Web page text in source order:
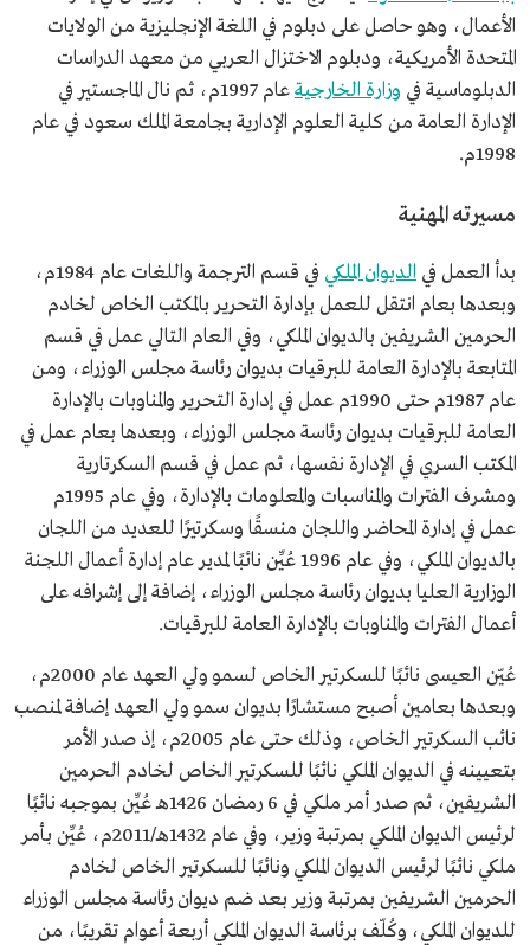
ماجستير في تخصص الإدارة العامة من كلية العلوم الإدارية
بجامعة الملك سعود.
الأعمال، وهو حاصل على دبلوم في اللغة الإنجليزية من الولايات
المتحدة الأمريكية، ودبلوم الاختزال العربي من معهد الدراسات
الدبلوماسية في وزارة الخارجية
عام 1997م، ثم نال الماجستير في
الإدارة العامة من كلية العلوم الإدارية بجامعة الملك سعود في عام
1998م.
مسيرته المهنية
بدأ العمل في الديوان الملكي
في قسم الترجمة واللغات عام 1984م،
وبعدها بعام انتقل للعمل بإدارة التحرير بالمكتب الخاص لخادم
الحرمين الشريفين بالديوان الملكي، وفي العام التالي عمل في قسم
المتابعة بالإدارة العامة للبرقيات بديوان رئاسة مجلس الوزراء، ومن
عام 1987م حتى 1990م عمل في إدارة التحرير والمناوبات بالإدارة
العامة للبرقيات بديوان رئاسة مجلس الوزراء، وبعدها بعام عمل في
المكتب السري في الإدارة نفسها، ثم عمل في قسم السكرتارية
ومشرف الفترات والمناسبات والمعلومات بالإدارة، وفي عام 1995م
عمل في إدارة المحاضر واللجان منسقًا وسكرتيرًا للعديد من اللجان
بالديوان الملكي، وفي عام 1996 عُيِّن نائبًا لمدير عام إدارة أعمال اللجنة
الوزارية العليا بديوان رئاسة مجلس الوزراء، إضافة إلى إشرافه على
أعمال الفترات والمناوبات بالإدارة العامة للبرقيات.
عُيّن العيسى نائبًا للسكرتير الخاص لسمو ولي العهد عام 2000م،
وبعدها بعامين أصبح مستشارًا بديوان سمو ولي العهد إضافة لمنصب
نائب السكرتير الخاص، وذلك حتى عام 2005م، إذ صدر الأمر
بتعيينه في الديوان الملكي نائبًا للسكرتير الخاص لخادم الحرمين
الشريفين، ثم صدر أمر ملكي في 6 رمضان 1426هـ عُيِّن بموجبه نائبًا
لرئيس الديوان الملكي بمرتبة وزير، وفي عام 1432هـ/2011م، عُيِّن بأمر
ملكي نائبًا لرئيس الديوان الملكي ونائبًا للسكرتير الخاص لخادم
الحرمين الشريفين بمرتبة وزير بعد ضم ديوان رئاسة مجلس الوزراء
للديوان الملكي، وكُلّف برئاسة الديوان الملكي أربعة أعوام تقريبًا، من